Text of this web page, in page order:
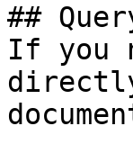
##
If you